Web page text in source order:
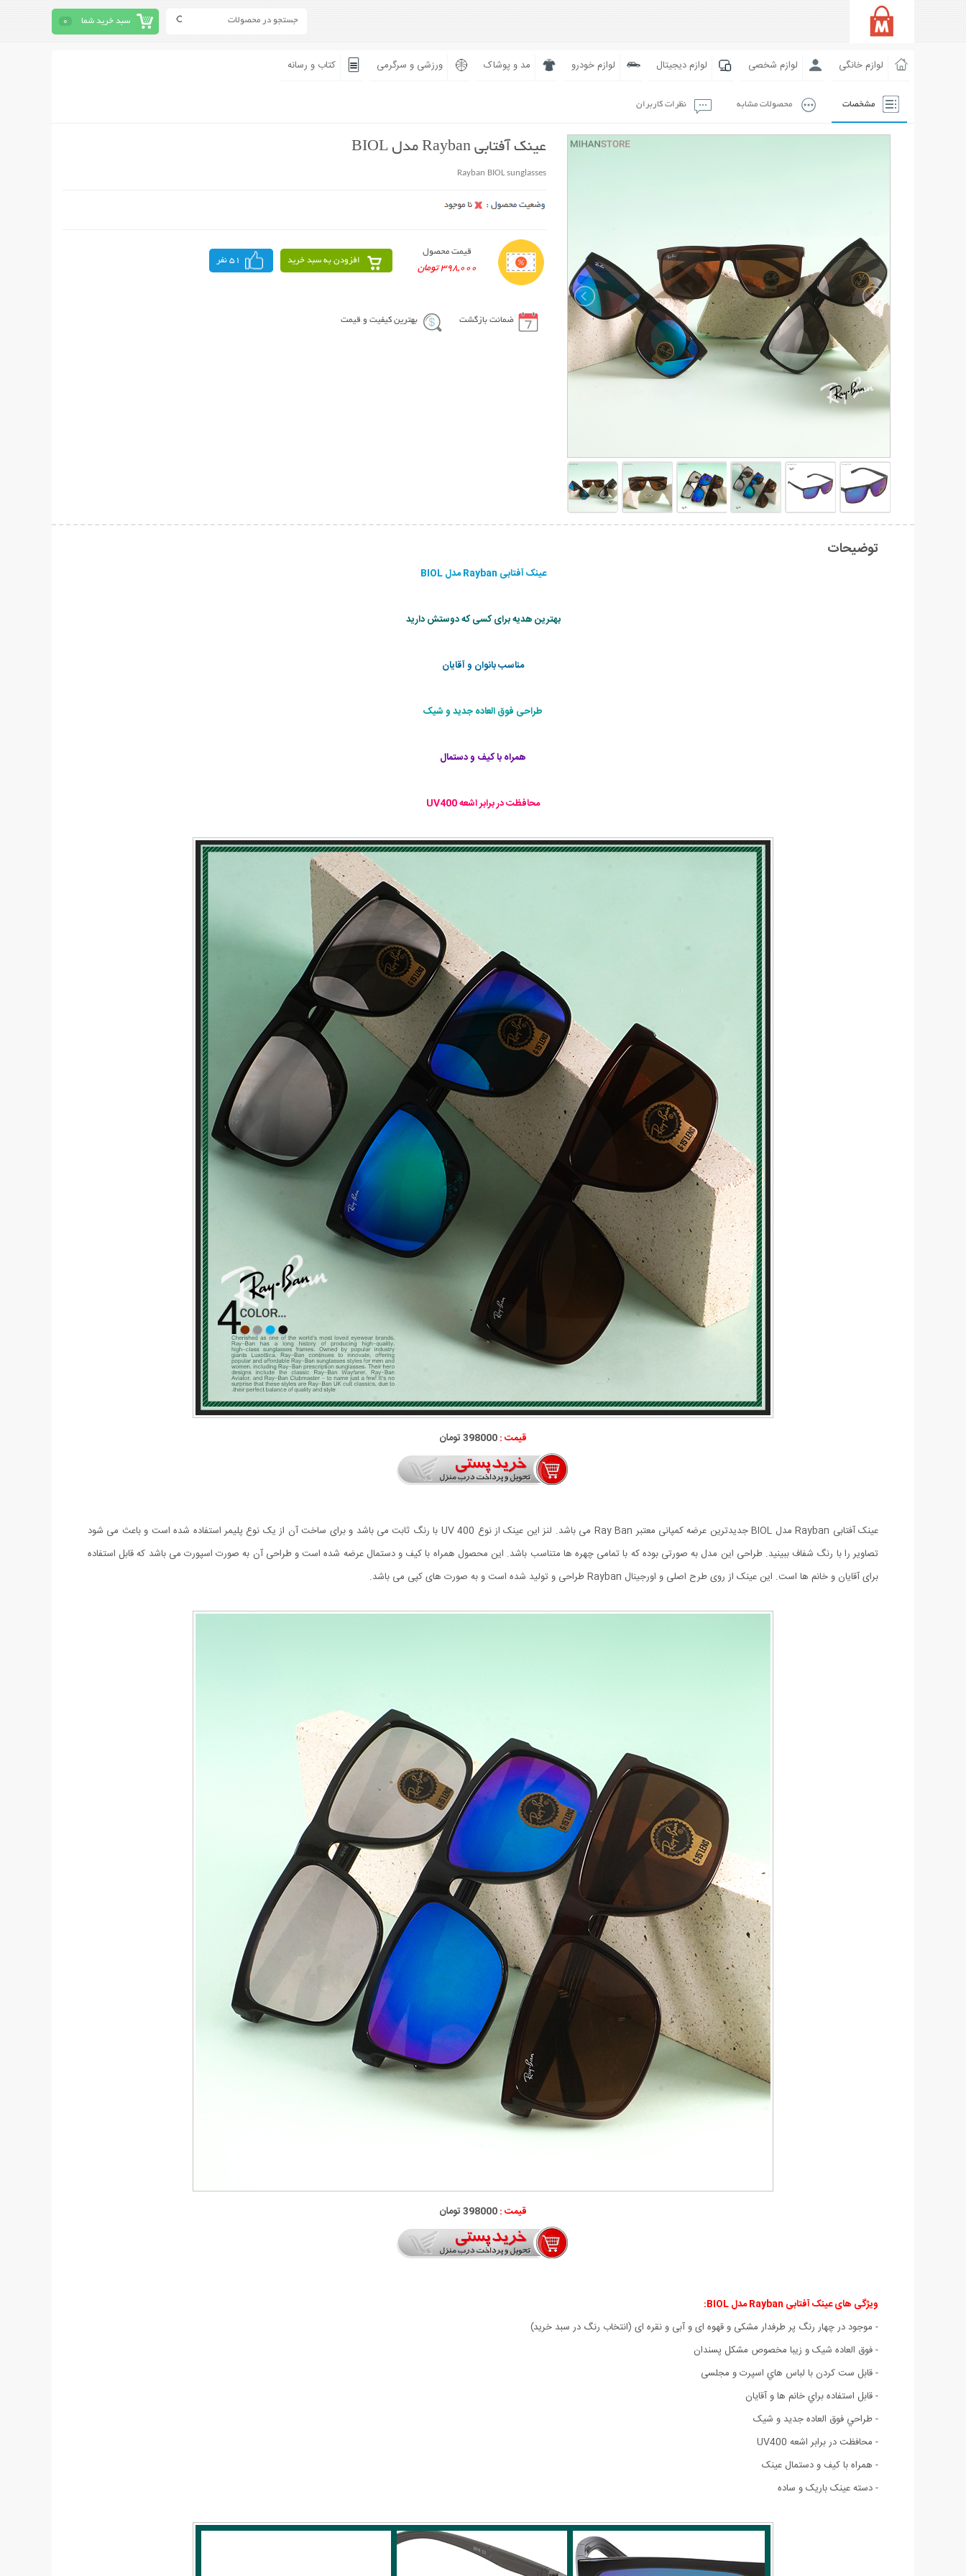
سبد خرید شما 0
لوازم خانگی لوازم شخصی لوازم دیجیتال لوازم خودرو مد و پوشاک ورزشی و سرگرمی کتاب و رسانه
مشخصات محصولات مشابه نظرات کاربران
عینک آفتابی Rayban مدل BIOL
Rayban BIOL sunglasses
قیمت محصول
398,000 تومان
افزودن به سبد خرید 51 نفر
ضمانت بازگشت بهترین کیفیت و قیمت
توضیحات
عینک آفتابی Rayban مدل BIOL
بهترین هدیه برای کسی که دوستش دارید
مناسب بانوان و آقایان
طراحی فوق العاده جديد و شيک
همراه با كيف و دستمال
محافظت در برابر اشعه‌ UV400
قیمت :398000 تومان
عینک آفتابی Rayban مدل BIOL جدیدترین عرضه کمپانی معتبر Ray Ban می باشد. لنز این عینک از نوع UV 400 با رنگ ثابت می باشد و برای ساخت آن از یک نوع پلیمر استفاده شده است و باعث می شود
تصاویر را با رنگ شفاف ببینید. طراحی این مدل به صورتی بوده که با تمامی چهره ها متناسب باشد. این محصول همراه با کیف و دستمال عرضه شده است و طراحی آن به صورت اسپورت می باشد که قابل استفاده
برای آقایان و خانم ها است. این عینک از روی طرح اصلی و اورجینال Rayban طراحی و تولید شده است و به صورت های کپی می باشد.
قیمت :398000 تومان
ویژگی های عینک آفتابی Rayban مدل BIOL:
- موجود در چهار رنگ پر طرفدار مشکی و قهوه ای و آبی و نقره ای (انتخاب رنگ در سبد خرید)
-فوق العاده شیک و زیبا مخصوص مشکل پسندان
- قابل ست كردن با لباس هاي اسپرت و مجلسی
- قابل استفاده براي خانم ها و آقايان
- طراحي فوق العاده جديد و شيک
- محافظت در برابر اشعه‌ UV400
- همراه با کیف و دستمال عینک
- دسته عینک باریک و ساده